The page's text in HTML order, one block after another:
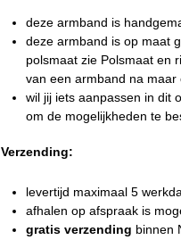
deze armband is
deze armband is op maat
polsmaat zie Polsmaat en
van een armband na
wil jij iets aanpassen in dit
om de mogelijkheden te
Verzending:
levertijd maximaal 5
afhalen op afspraak is
gratis verzending binnen